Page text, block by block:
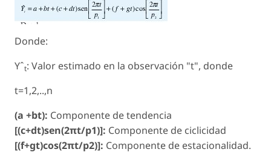
Donde:
Yˆt: Valor estimado en la observación "t", donde
t=1,2,..,n
(a +bt): Componente de tendencia
[(c+dt)sen(2πt/p1)]: Componente de ciclicidad
[(f+gt)cos(2πt/p2)]: Componente de estacionalidad.